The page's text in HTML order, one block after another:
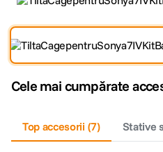
3. trepied telefon
peak design
lavaliera
Cele mai cumpărate
Top accesorii (7) Stative